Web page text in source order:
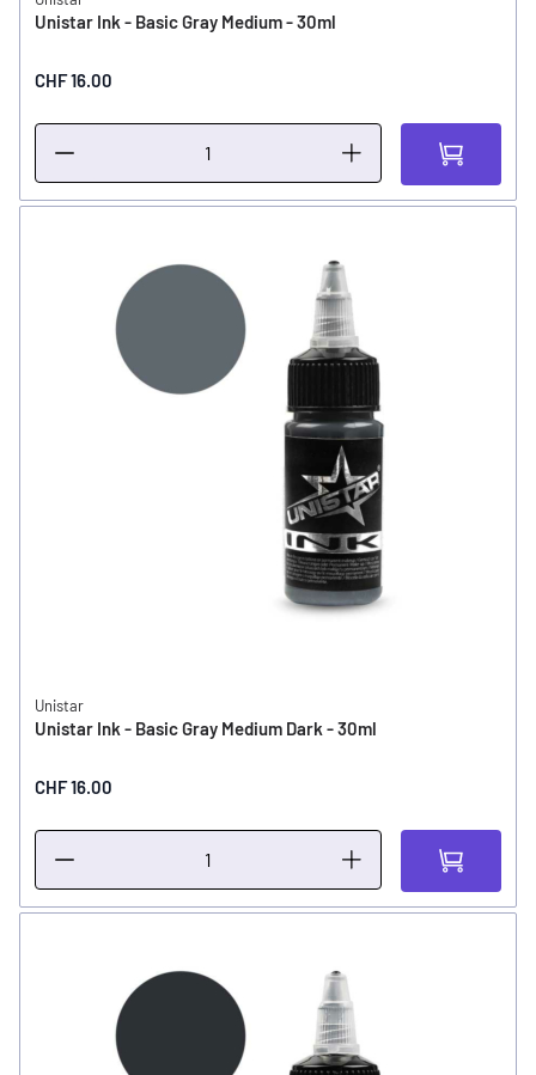
Unistar Ink - Basic Gray Medium - 30ml
CHF 16.00
Unistar
Unistar Ink - Basic Gray Medium Dark - 30ml
CHF 16.00